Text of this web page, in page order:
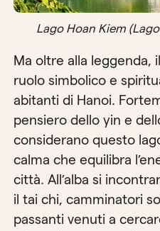
Lago Hoan Kiem
Ma oltre alla leggenda,
ruolo simbolico e
abitanti di Hanoi.
pensiero dello yin e
considerano questo
calma che equilibra
città. All’alba si
il tai chi, camminatori
passanti venuti a